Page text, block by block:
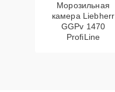
Морозильная
камера Liebherr
GGPv 1470
ProfiLine